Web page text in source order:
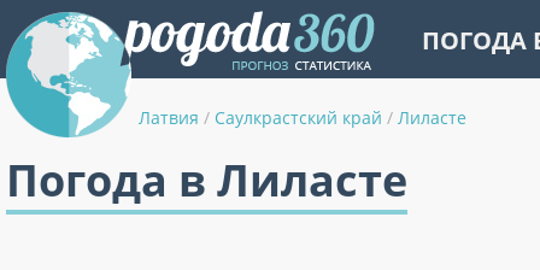
ПОГОДА
Латвия / Саулкрастский край / Лиласте
Погода в Лиласте